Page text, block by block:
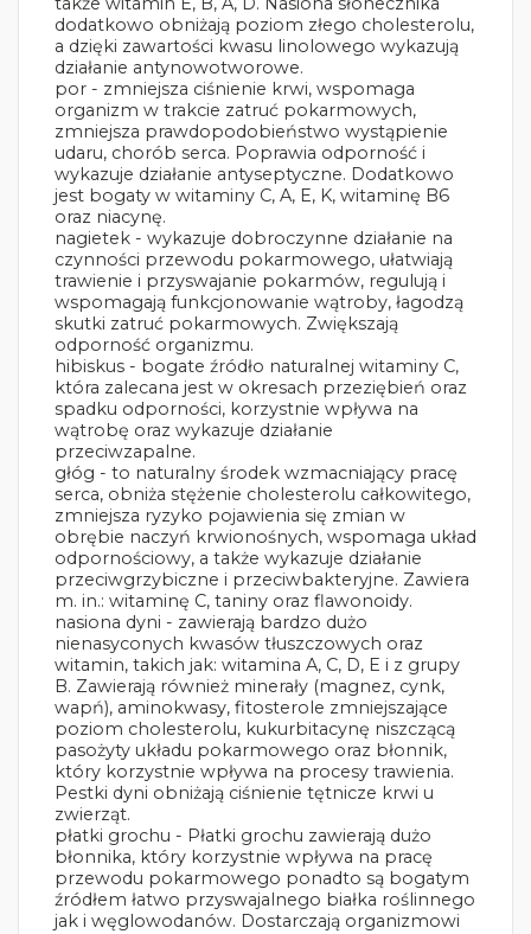
dodatkowo obniżają poziom złego cholesterolu,
a dzięki zawartości kwasu linolowego wykazują
działanie antynowotworowe.
por - zmniejsza ciśnienie krwi, wspomaga
organizm w trakcie zatruć pokarmowych,
zmniejsza prawdopodobieństwo wystąpienie
udaru, chorób serca. Poprawia odporność i
wykazuje działanie antyseptyczne. Dodatkowo
jest bogaty w witaminy C, A, E, K, witaminę B6
oraz niacynę.
nagietek - wykazuje dobroczynne działanie na
czynności przewodu pokarmowego, ułatwiają
trawienie i przyswajanie pokarmów, regulują i
wspomagają funkcjonowanie wątroby, łagodzą
skutki zatruć pokarmowych. Zwiększają
odporność organizmu.
hibiskus - bogate źródło naturalnej witaminy C,
która zalecana jest w okresach przeziębień oraz
spadku odporności, korzystnie wpływa na
wątrobę oraz wykazuje działanie
przeciwzapalne.
głóg - to naturalny środek wzmacniający pracę
serca, obniża stężenie cholesterolu całkowitego,
zmniejsza ryzyko pojawienia się zmian w
obrębie naczyń krwionośnych, wspomaga układ
odpornościowy, a także wykazuje działanie
przeciwgrzybiczne i przeciwbakteryjne. Zawiera
m. in.: witaminę C, taniny oraz flawonoidy.
nasiona dyni - zawierają bardzo dużo
nienasyconych kwasów tłuszczowych oraz
witamin, takich jak: witamina A, C, D, E i z grupy
B. Zawierają również minerały (magnez, cynk,
wapń), aminokwasy, fitosterole zmniejszające
poziom cholesterolu, kukurbitacynę niszczącą
pasożyty układu pokarmowego oraz błonnik,
który korzystnie wpływa na procesy trawienia.
Pestki dyni obniżają ciśnienie tętnicze krwi u
zwierząt.
płatki grochu - Płatki grochu zawierają dużo
błonnika, który korzystnie wpływa na pracę
przewodu pokarmowego ponadto są bogatym
źródłem łatwo przyswajalnego białka roślinnego
jak i węglowodanów. Dostarczają organizmowi